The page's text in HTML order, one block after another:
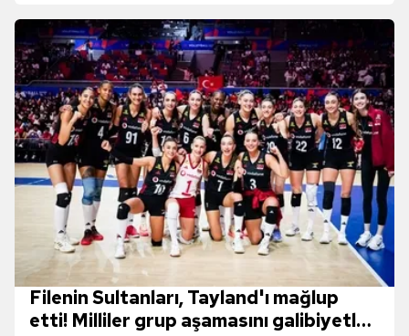
Filenin Sultanları, Tayland'ı mağlup
etti! Milliler grup aşamasını galibiyetle